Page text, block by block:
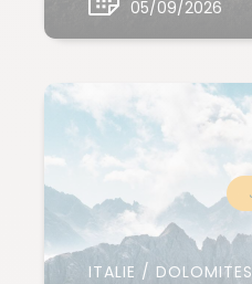
05/09/2026
ITALIE / DOLOMITES